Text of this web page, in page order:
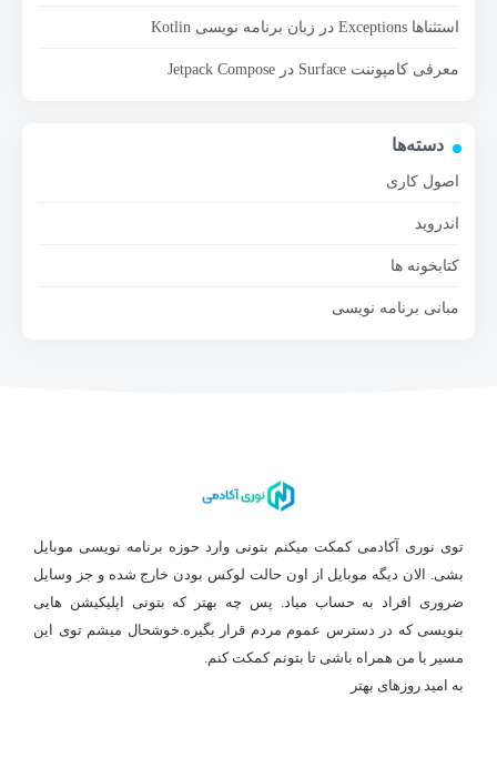
استثناها Exceptions در زبان برنامه نویسی Kotlin
معرفی کامپوننت Surface در Jetpack Compose
دسته‌ها
اصول کاری
اندروید
کتابخونه ها
مبانی برنامه نویسی
توی نوری آکادمی کمکت میکنم بتونی وارد حوزه برنامه نویسی موبایل
بشی. الان دیگه موبایل از اون حالت لوکس بودن خارج شده و جز وسایل
ضروری افراد به حساب میاد. پس چه بهتر که بتونی اپلیکیشن هایی
بنویسی که در دسترس عموم مردم قرار بگیره.خوشحال میشم توی این
مسیر با من همراه باشی تا بتونم کمکت کنم.
به امید روزهای بهتر